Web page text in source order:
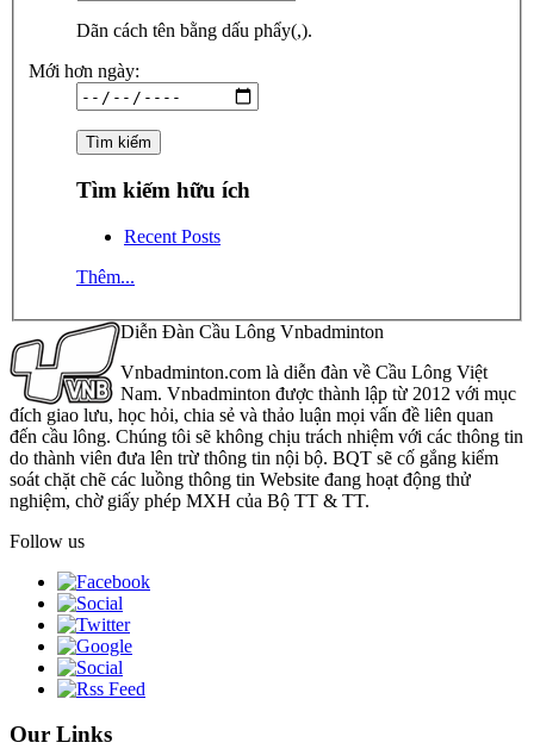
Dãn cách tên bằng dấu phẩy(,).
Mới hơn ngày:
Tìm kiếm hữu ích
Recent Posts
Thêm...
Diễn Đàn Cầu Lông Vnbadminton
Vnbadminton.com là diễn đàn về Cầu Lông Việt
Nam. Vnbadminton được thành lập từ 2012 với mục
đích giao lưu, học hỏi, chia sẻ và thảo luận mọi vấn đề liên quan
đến cầu lông. Chúng tôi sẽ không chịu trách nhiệm với các thông tin
do thành viên đưa lên trừ thông tin nội bộ. BQT sẽ cố gắng kiểm
soát chặt chẽ các luồng thông tin Website đang hoạt động thử
nghiệm, chờ giấy phép MXH của Bộ TT & TT.
Follow us
Our Links